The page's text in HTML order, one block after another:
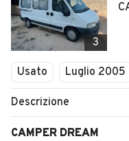
3
Usato Luglio 2005
Descrizione
CAMPER DREAM